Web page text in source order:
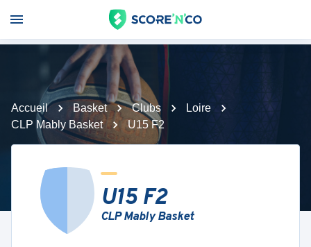
Accueil Basket Clubs
Loire
CLP Mably Basket
U15 F2
U15 F2
CLP Mably Basket